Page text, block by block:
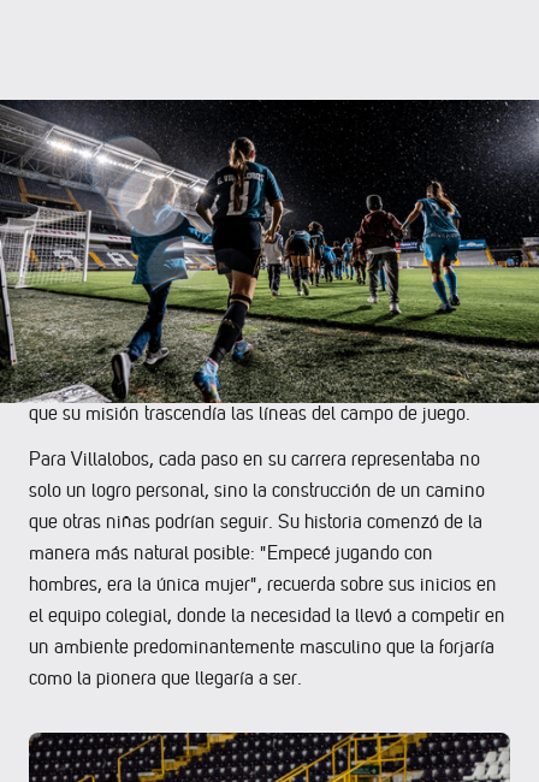
Gloriana Villalobos ocupa un lugar único en la historia del
fútbol costarricense como la futbolista que demostró que los
sueños no tienen edad ni género, y su propia trayectoria nos
revela la profundidad de su impacto en el desarrollo del
deporte femenino nacional. "Yo quería ser mucho más que
solamente una chica que juega fútbol", declara con la
madurez de quien ha reflexionado profundamente sobre su
rol, describiendo cómo desde muy temprana edad entendió
que su misión trascendía las líneas del campo de juego.
Para Villalobos, cada paso en su carrera representaba no
solo un logro personal, sino la construcción de un camino
que otras niñas podrían seguir. Su historia comenzó de la
manera más natural posible: "Empecé jugando con
hombres, era la única mujer", recuerda sobre sus inicios en
el equipo colegial, donde la necesidad la llevó a competir en
un ambiente predominantemente masculino que la forjaría
como la pionera que llegaría a ser.